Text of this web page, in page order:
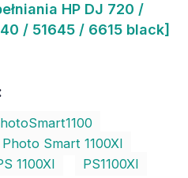
HP DJ 720 /
/ 51645 / 6615 black]
Photo Smart 1100XI
1100XI PS1100XI